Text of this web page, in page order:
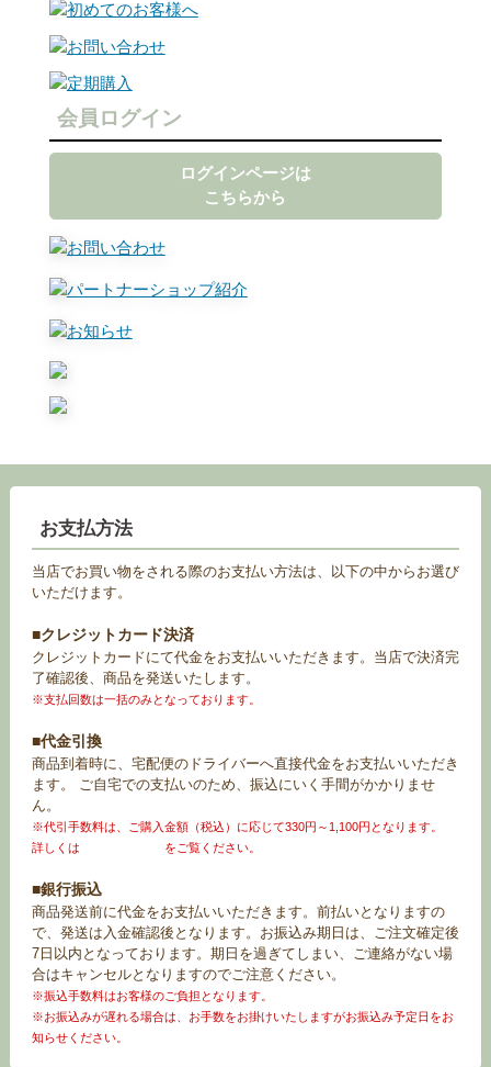
会員ログイン
ログインページは
こちらから
お支払方法
当店でお買い物をされる際のお支払い方法は、以下の中からお選び
いただけます。
■クレジットカード決済
クレジットカードにて代金をお支払いいただきます。当店で決済完
了確認後、商品を発送いたします。
※支払回数は一括のみとなっております。
■代金引換
商品到着時に、宅配便のドライバーへ直接代金をお支払いいただき
ます。 ご自宅での支払いのため、振込にいく手間がかかりませ
ん。
※代引手数料は、ご購入金額（税込）に応じて330円～1,100円となります。
詳しくは
をご覧ください。
■銀行振込
商品発送前に代金をお支払いいただきます。前払いとなりますの
で、発送は入金確認後となります。お振込み期日は、ご注文確定後
7日以内となっております。期日を過ぎてしまい、ご連絡がない場
合はキャンセルとなりますのでご注意ください。
※振込手数料はお客様のご負担となります。
※お振込みが遅れる場合は、お手数をお掛けいたしますがお振込み予定日をお
知らせください。